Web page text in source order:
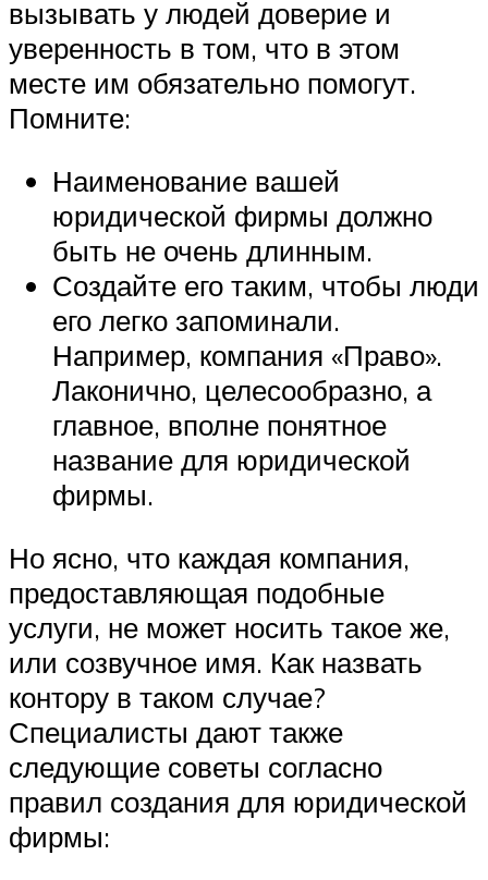
вызывать у людей доверие и
уверенность в том, что в этом
месте им обязательно помогут.
Помните:
Наименование вашей
юридической фирмы должно
быть не очень длинным.
Создайте его таким, чтобы люди
его легко запоминали.
Например, компания «Право».
Лаконично, целесообразно, а
главное, вполне понятное
название для юридической
фирмы.
Но ясно, что каждая компания,
предоставляющая подобные
услуги, не может носить такое же,
или созвучное имя. Как назвать
контору в таком случае?
Специалисты дают также
следующие советы согласно
правил создания для юридической
фирмы: